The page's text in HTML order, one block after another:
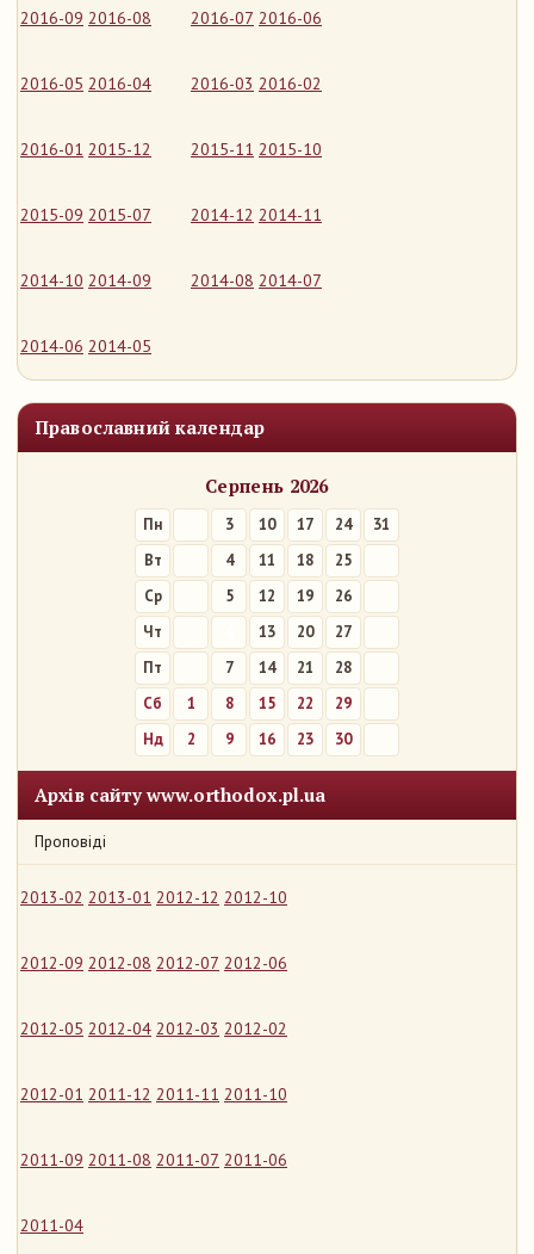
2016-09 2016-08 2016-07 2016-06
2016-05 2016-04 2016-03 2016-02
2016-01 2015-12 2015-11 2015-10
2015-09 2015-07 2014-12 2014-11
2014-10 2014-09 2014-08 2014-07
2014-06 2014-05
Православний календар
Серпень 2026
Пн 3 10 17 24
31
Вт
4 11 18
25
Ср
5 12 19
26
Чт
13 20
27
Пт
7 14 21
28
Сб
1 8 15 22
29
Нд
2 9 16 23 30
Архів сайту www.orthodox.pl.ua
Проповіді
2013-02 2013-01 2012-12 2012-10
2012-09 2012-08 2012-07 2012-06
2012-05 2012-04 2012-03 2012-02
2012-01 2011-12 2011-11 2011-10
2011-09 2011-08 2011-07 2011-06
2011-04